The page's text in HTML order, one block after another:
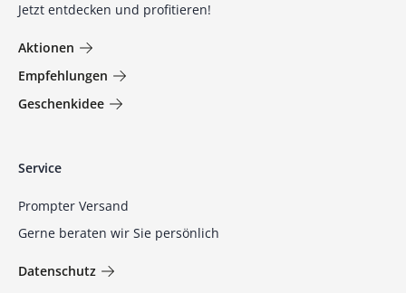
Jetzt entdecken und profitieren!
Aktionen
Empfehlungen
Geschenkidee
Service
Prompter Versand
Gerne beraten wir Sie persönlich
Datenschutz